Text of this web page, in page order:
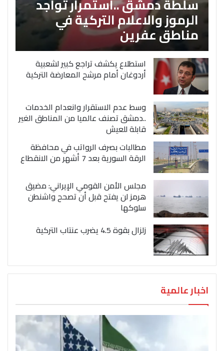
الرموز والاعلام التركية في
مناطق عفرين
استطلاع يكشف تراجع كبير لشعبية
أردوغان أمام مرشح المعارضة التركية
وسط عدم الاستقرار وانعدام الخدمات
..دمشق تصنف عالميا من المناطق الغير
قابلة للعيش
مطالبات بصرف الرواتب في محافظة
الرقة السورية بعد 7 أشهر من الانقطاع
مجلس الأمن القومي الإيراني: مضيق
هرمز لن يفتح قبل أن تصحح واشنطن
سلوكها
زلزال بقوة 4.5 يضرب عنتاب التركية
اخبار عالمية